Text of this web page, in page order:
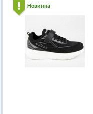
Новинка